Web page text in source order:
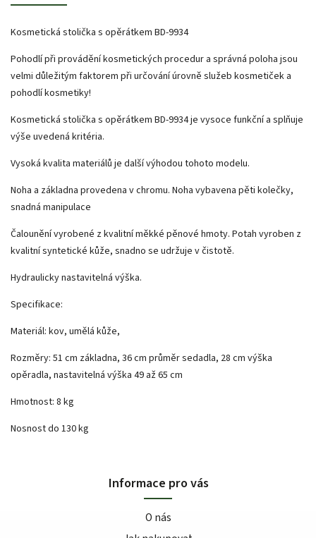
Kosmetická stolička s opěrátkem BD-9934
Pohodlí při provádění kosmetických procedur a správná poloha jsou
velmi důležitým faktorem při určování úrovně služeb kosmetiček a
pohodlí kosmetiky!
Kosmetická stolička s opěrátkem BD-9934 je vysoce funkční a splňuje
výše uvedená kritéria.
Vysoká kvalita materiálů je další výhodou tohoto modelu.
Noha a základna provedena v chromu. Noha vybavena pěti kolečky,
snadná manipulace
Čalounění vyrobené z kvalitní měkké pěnové hmoty. Potah vyroben z
kvalitní syntetické kůže, snadno se udržuje v čistotě.
Hydraulicky nastavitelná výška.
Specifikace:
Materiál: kov, umělá kůže,
Rozměry: 51 cm základna, 36 cm průměr sedadla, 28 cm výška
opěradla, nastavitelná výška 49 až 65 cm
Hmotnost: 8 kg
Nosnost do 130 kg
Informace pro vás
O nás